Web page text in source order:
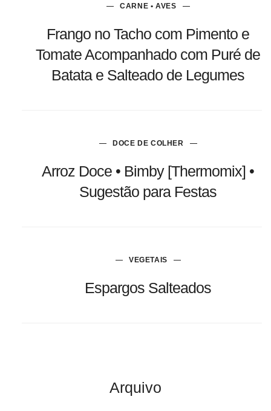
CARNE • AVES
Frango no Tacho com Pimento e
Tomate Acompanhado com Puré de
Batata e Salteado de Legumes
DOCE DE COLHER
Arroz Doce • Bimby [Thermomix] •
Sugestão para Festas
VEGETAIS
Espargos Salteados
Arquivo